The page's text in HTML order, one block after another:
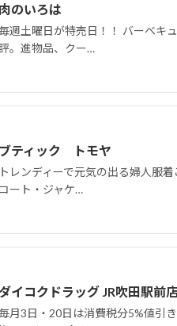
肉のいろは
毎週土曜日が特売日！！ バーベキ
。進物品、クー…
ブティック トモヤ
トレンディーで元気の出る婦人服
コート・ジャケ…
イコクドラッグ JR吹田駅前
毎月3日・20日は消費税分5%値引